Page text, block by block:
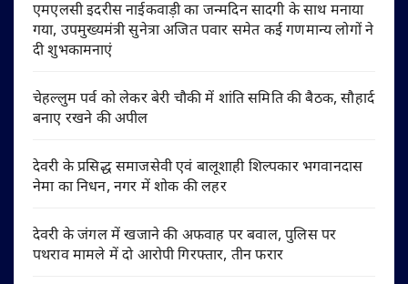
एमएलसी इदरीस नाईकवाड़ी का जन्मदिन सादगी के साथ मनाया
गया, उपमुख्यमंत्री सुनेत्रा अजित पवार समेत कई गणमान्य लोगों ने
दी शुभकामनाएं
चेहल्लुम पर्व को लेकर बेरी चौकी में शांति समिति की बैठक, सौहार्द
बनाए रखने की अपील
देवरी के प्रसिद्ध समाजसेवी एवं बालूशाही शिल्पकार भगवानदास
नेमा का निधन, नगर में शोक की लहर
देवरी के जंगल में खजाने की अफवाह पर बवाल, पुलिस पर
पथराव मामले में दो आरोपी गिरफ्तार, तीन फरार